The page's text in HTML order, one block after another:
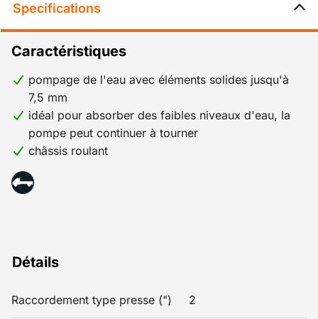
Specifications
Détails
Raccordement type presse (") 2
Caractéristiques
pompage de l'eau avec éléments solides jusqu'à
7,5 mm
idéal pour absorber des faibles niveaux d'eau, la
pompe peut continuer à tourner
châssis roulant